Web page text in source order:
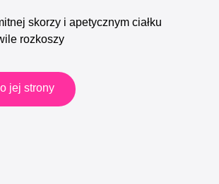
skorzy i apetycznym ciałku
rozkoszy
jej strony